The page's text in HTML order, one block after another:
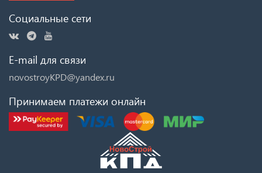
Социальные сети
E-mail для связи
novostroyKPD@yandex.ru
Принимаем платежи онлайн